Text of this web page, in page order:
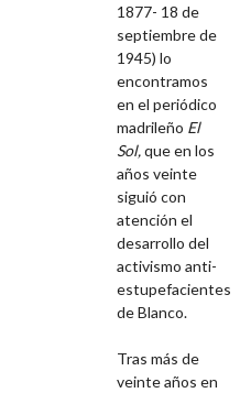
1877- 18 de
septiembre de
1945) lo
encontramos
en el periódico
madrileño El
Sol,que en los
años veinte
siguió con
atención el
desarrollo del
activismo anti-
estupefacientes
de Blanco.
Tras más de
veinte años en